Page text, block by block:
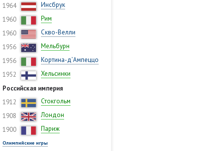
1964
Инсбрук
1960
Рим
1960
Скво-Велли
1956
Мельбурн
1956
Кортина-д’Ампеццо
1952
Хельсинки
Российская империя
1912
Стокгольм
1908
Лондон
1900
Париж
Олимпийские игры